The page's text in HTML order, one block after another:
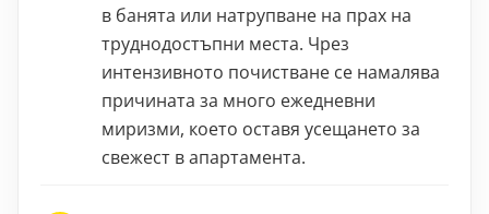
в банята или натрупване на прах на
труднодостъпни места. Чрез
интензивното почистване се намалява
причината за много ежедневни
миризми, което оставя усещането за
свежест в апартамента.